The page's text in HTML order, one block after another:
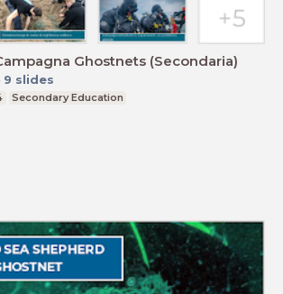
Ghostnets (Secondaria)
9 slides
Secondary Education